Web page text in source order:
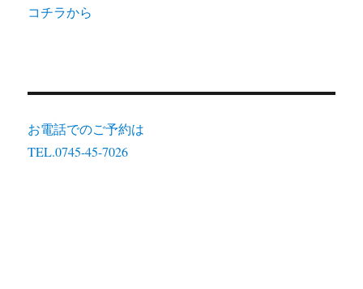
コチラから
お電話でのご予約は
TEL.0745-45-7026